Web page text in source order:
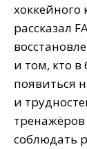
хоккейного
рассказал
и том, кто
появиться
и
тренажёров
соблюдать